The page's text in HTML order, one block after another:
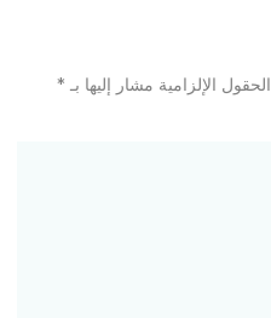
الحقول الإلزامية مشار إليها بـ *